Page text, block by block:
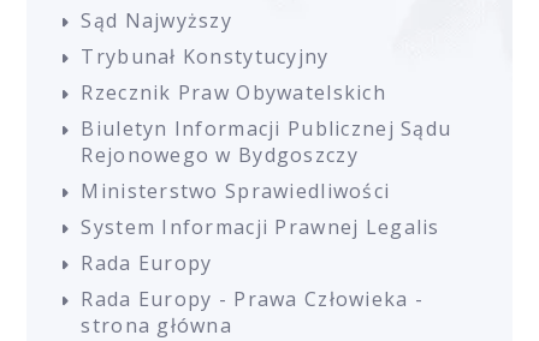
Sąd Najwyższy
Trybunał Konstytucyjny
Rzecznik Praw Obywatelskich
Biuletyn Informacji Publicznej Sądu
Rejonowego w Bydgoszczy
Ministerstwo Sprawiedliwości
System Informacji Prawnej Legalis
Rada Europy
Rada Europy - Prawa Człowieka -
strona główna